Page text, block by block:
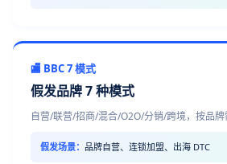
🏬 BBC 7 模式
假发品牌 7 种模式
自营/联营/招商/混合/O2O/分销/跨境，按品
假发场景： 品牌自营、连锁加盟、出海 DTC